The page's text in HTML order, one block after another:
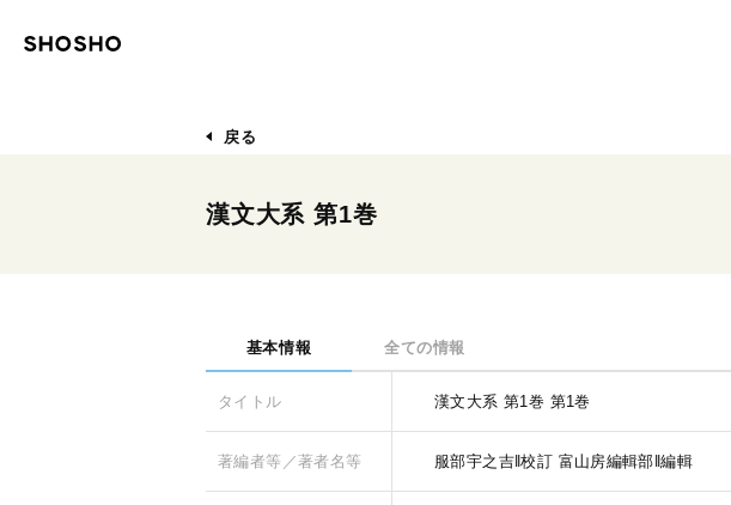
戻る
漢文大系 第1巻
基本情報 全ての情報
タイトル 漢文大系 第1巻 第1巻
著編者等／著者名等 服部宇之吉‖校訂 富山房編輯部‖編輯